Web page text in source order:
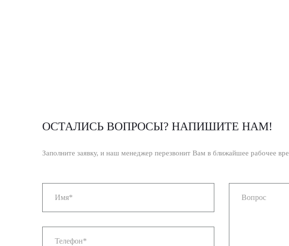
ОСТАЛИСЬ ВОПРОСЫ? НАПИШИТЕ НАМ!
Заполните заявку, и наш менеджер перезвонит Вам в ближайшее рабочее